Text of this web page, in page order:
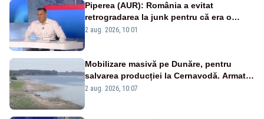
Piperea (AUR): România a evitat
retrogradarea la junk pentru că era o
catastrofă pentru bănci și fondurile de
2 aug. 2026, 10:01
Mobilizare masivă pe Dunăre, pentru
salvarea producției la Cernavodă. Armata
va detona o stâncă și va devia apa
2 aug. 2026, 10:07